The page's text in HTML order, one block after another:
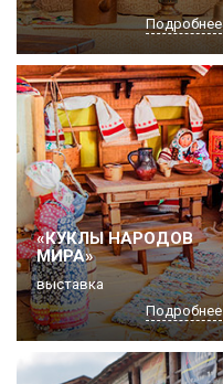
Подробнее
«КУКЛЫ НАРОДОВ
МИРА»
выставка
Подробнее